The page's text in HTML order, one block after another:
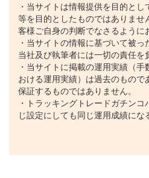
・当サイトは情報提供を目的と
等を目的としたものではありませ
客様ご自身の判断でなさるように
・当サイトの情報に基づいて被
当社及び執筆者には一切の責任を
・当サイトに掲載の運用実績（
おける運用実績）は過去のもので
保証するものではありません。
・トラッキングトレードガチン
じ設定にしても同じ運用成績にな